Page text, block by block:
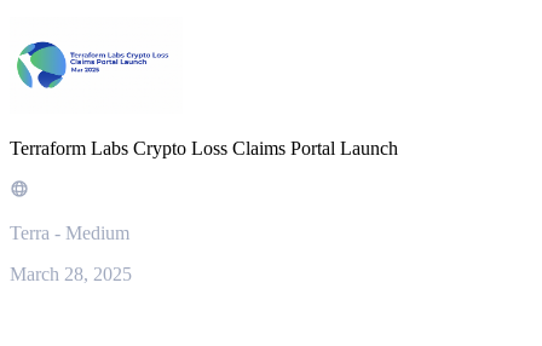
Terraform Labs Crypto Loss Claims Portal Launch
Terra - Medium
March 28, 2025